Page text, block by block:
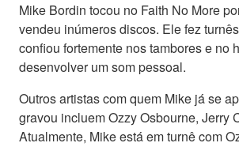
Mike Bordin tocou no Faith No More
vendeu inúmeros discos. Ele fez
confiou fortemente nos tambores e no
desenvolver um som pessoal.
Outros artistas com quem Mike já se
gravou incluem Ozzy Osbourne, Jerry
Atualmente, Mike está em turnê com